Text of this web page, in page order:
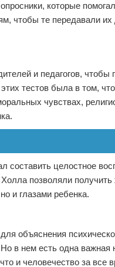
которые
чтобы те передавали
и педагогов, чтобы
тестов была в том,
чувствах,
составить целостное
позволяли
и глазами ребенка.
объяснения
в нем есть одна
и человечество за